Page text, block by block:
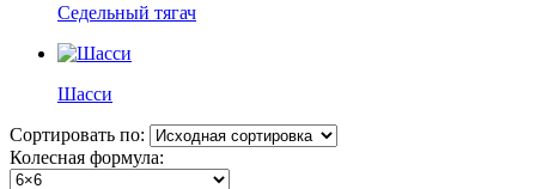
Седельный тягач
Шасси
Сортировать по:
Колесная формула: